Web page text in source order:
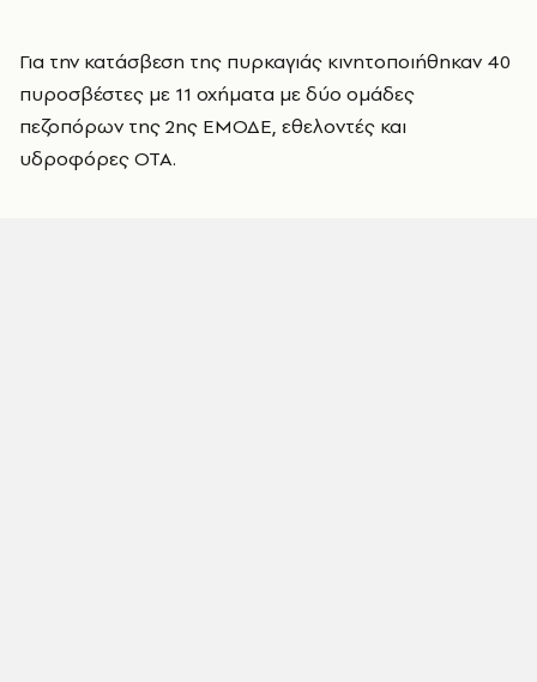
Για την κατάσβεση της πυρκαγιάς κινητοποιήθηκαν 40
πυροσβέστες με 11 οχήματα με δύο ομάδες
πεζοπόρων της 2ης ΕΜΟΔΕ, εθελοντές και
υδροφόρες ΟΤΑ.